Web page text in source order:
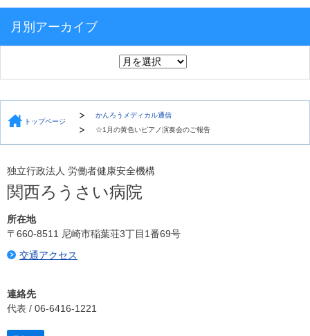
月別アーカイブ
トップページ
かんろうメディカル通信
☆1月の黄色いピアノ演奏会のご報告
独立行政法人 労働者健康安全機構
関西ろうさい病院
所在地
〒660-8511 尼崎市稲葉荘3丁目1番69号
交通アクセス
連絡先
代表 / 06-6416-1221